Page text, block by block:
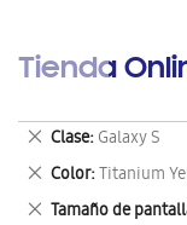
Tienda
Clase Galaxy S
Eliminar
este
artículo
Color Titanium
Eliminar
este
Tamaño de
Eliminar